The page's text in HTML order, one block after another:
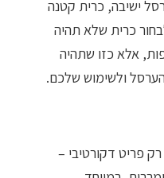
ישיבה, כרית קטנה
כרית שלא תהיה
אלא כזו שתהיה
ולשימוש שלכם.
פריט דקורטיבי –